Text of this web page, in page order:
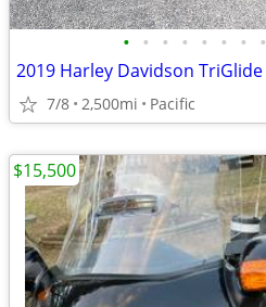
• • • • • • • •
2019 Harley Davidson TriGlide
7/8 2,500mi Pacific
$15,500